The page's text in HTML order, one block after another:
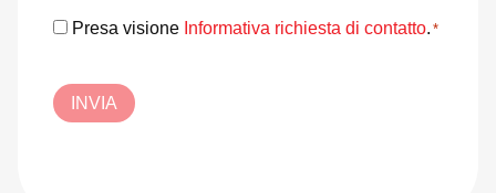
Consenso*
Presa visione Informativa richiesta di contatto. *
INVIA